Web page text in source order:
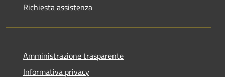
Richiesta assistenza
Amministrazione trasparente
Informativa privacy